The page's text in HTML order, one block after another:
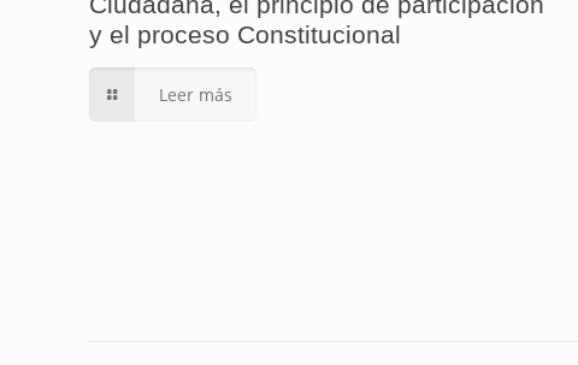
y el proceso Constitucional
Leer más